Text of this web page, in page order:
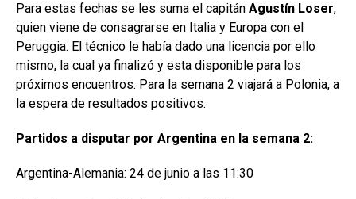
Para estas fechas se les suma el capitán Agustín Loser,
quien viene de consagrarse en Italia y Europa con el
Peruggia. El técnico le había dado una licencia por ello
mismo, la cual ya finalizó y esta disponible para los
próximos encuentros. Para la semana 2 viajará a Polonia, a
la espera de resultados positivos.
Partidos a disputar por Argentina en la semana 2:
Argentina-Alemania: 24 de junio a las 11:30